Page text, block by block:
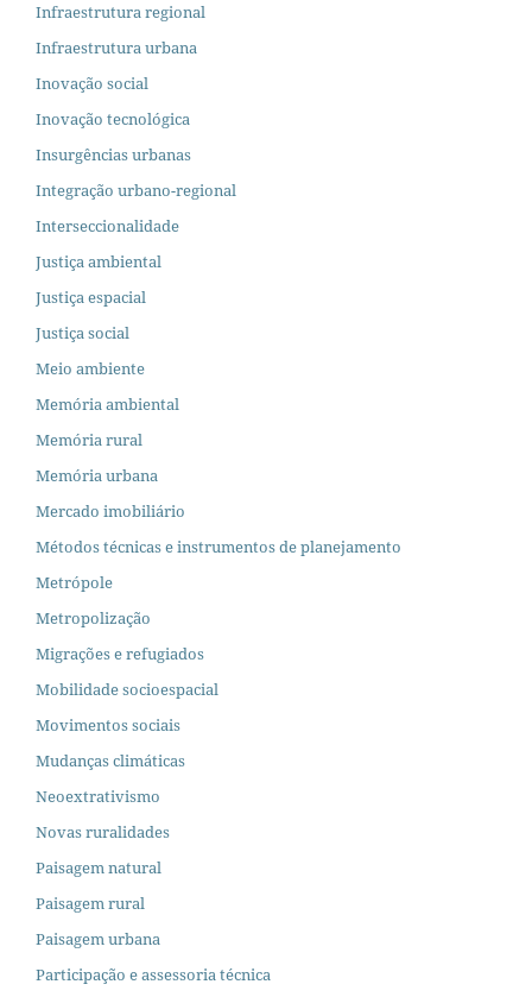
Infraestrutura regional
Infraestrutura urbana
Inovação social
Inovação tecnológica
Insurgências urbanas
Integração urbano-regional
Interseccionalidade
Justiça ambiental
Justiça espacial
Justiça social
Meio ambiente
Memória ambiental
Memória rural
Memória urbana
Mercado imobiliário
Métodos técnicas e instrumentos de planejamento
Metrópole
Metropolização
Migrações e refugiados
Mobilidade socioespacial
Movimentos sociais
Mudanças climáticas
Neoextrativismo
Novas ruralidades
Paisagem natural
Paisagem rural
Paisagem urbana
Participação e assessoria técnica